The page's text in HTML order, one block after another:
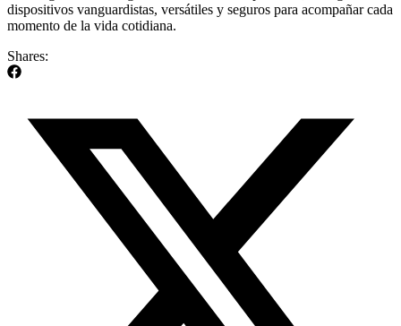
dispositivos vanguardistas, versátiles y seguros para acompañar cada
momento de la vida cotidiana.
Shares: